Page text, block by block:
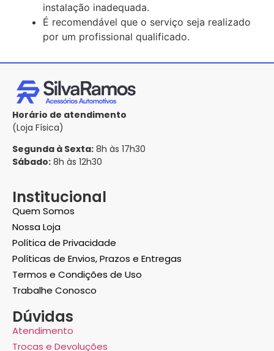
instalação inadequada.
É recomendável que o serviço seja realizado
por um profissional qualificado.
Horário de atendimento
(Loja Física)
Segunda à Sexta: 8h às 17h30
Sábado: 8h às 12h30
Institucional
Quem Somos
Nossa Loja
Política de Privacidade
Políticas de Envios, Prazos e Entregas
Termos e Condições de Uso
Trabalhe Conosco
Dúvidas
Atendimento
Trocas e Devoluções